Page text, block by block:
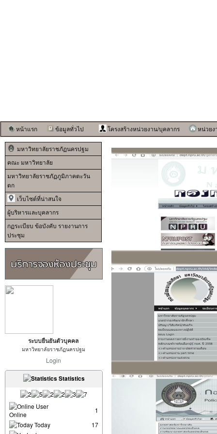
หน้าแรก ข้อมูลทั่วไป โครงสร้างหน่วยงาน/บุคลากร หน่วยง
มหาวิทยาลัยราชภัฏนครปฐม
คณะ มหาวิทยาลัย
มหาวิทยาลัยราชภัฏภูมิภาคตะวัน
ตก
เว็บไซต์ที่น่าสนใจ
ผู้บริหารและบุคลากร
กฏระเบียบ ข้อบังคับ รายงานการ
ประชุม
ระบบยืนยันตัวบุคคล
มหาวิทยาลัยราชภัฏนครปฐม
Login
Statistics
User
Online
1
Today
17